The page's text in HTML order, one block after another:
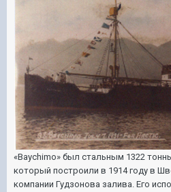
«Baychimo» был стальным 1322
который построили в 1914 году в
компании Гудзонова залива. Его